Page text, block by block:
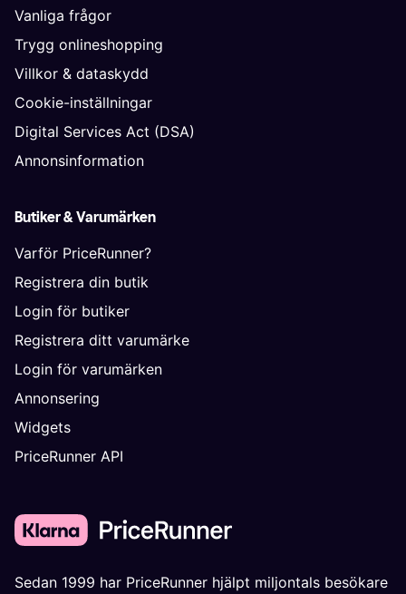
Vanliga frågor
Trygg onlineshopping
Villkor & dataskydd
Cookie-inställningar
Digital Services Act (DSA)
Annonsinformation
Butiker & Varumärken
Varför PriceRunner?
Registrera din butik
Login för butiker
Registrera ditt varumärke
Login för varumärken
Annonsering
Widgets
PriceRunner API
Sedan 1999 har PriceRunner hjälpt miljontals besökare